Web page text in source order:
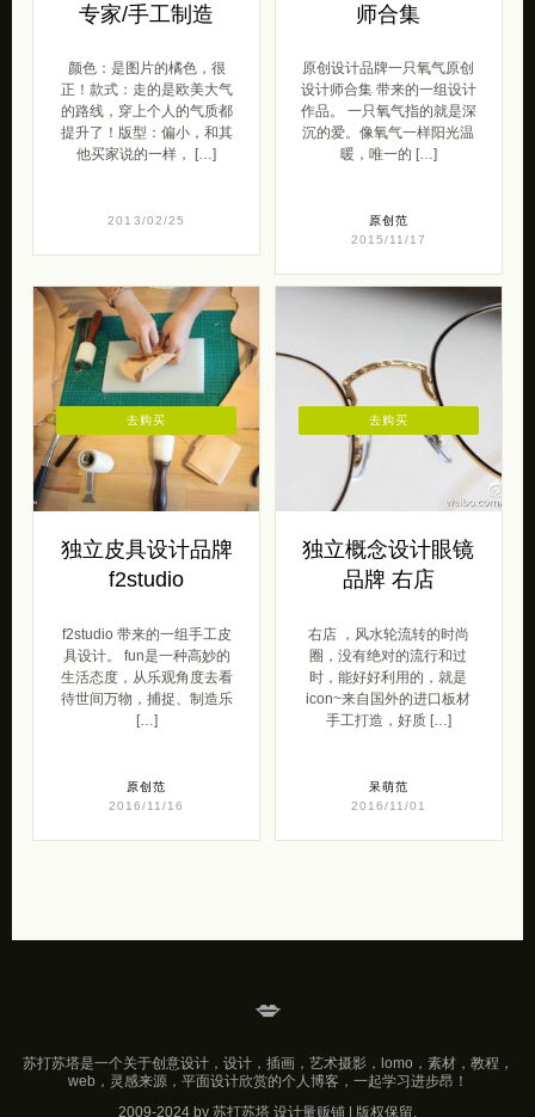
专家/手工制造
颜色：是图片的橘色，很
正！款式：走的是欧美大气
的路线，穿上个人的气质都
提升了！版型：偏小，和其
他买家说的一样， […]
2013/02/25
师合集
原创设计品牌一只氧气原创
设计师合集 带来的一组设计
作品。 一只氧气指的就是深
沉的爱。像氧气一样阳光温
暖，唯一的 […]
原创范
2015/11/17
独立皮具设计品牌
f2studio
f2studio 带来的一组手工皮
具设计。 fun是一种高妙的
生活态度，从乐观角度去看
待世间万物，捕捉、制造乐
[…]
原创范
2016/11/16
去购买
独立概念设计眼镜
品牌 右店
右店 ，风水轮流转的时尚
圈，没有绝对的流行和过
时，能好好利用的，就是
icon~来自国外的进口板材
手工打造，好质 […]
呆萌范
2016/11/01
去购买
💋
苏打苏塔是一个关于创意设计，设计，插画，艺术摄影，lomo，素材，教程，
web，灵感来源，平面设计欣赏的个人博客，一起学习进步昂！
2009-2024 by 苏打苏塔 设计量贩铺 | 版权保留.